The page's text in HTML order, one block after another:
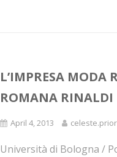
L’IMPRESA MODA
ROMANA RINALDI
April 4, 2013
Università di Bologna /